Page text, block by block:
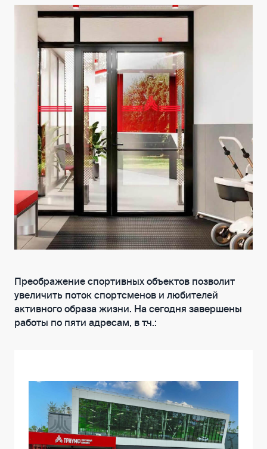
Преображение спортивных объектов позволит
увеличить поток спортсменов и любителей
активного образа жизни. На сегодня завершены
работы по пяти адресам, в т.ч.: